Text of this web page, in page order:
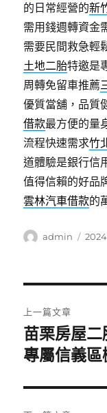
的日常經營的新
需用錢週轉資金
需要民間救急輕
土地二胎特邀是
周轉免留車推薦
優質當舖，品質
借款最方便的量
流程快速需求竹
道體驗是銀行信
值得信賴的好品
雲林汽車借款的
作
admin
發
2024
章
導
覽
上一篇文章
上
一
文
章:
苗栗房屋
專屬信義